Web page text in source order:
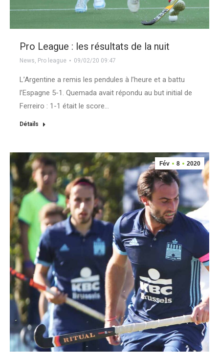
Pro League : les résultats de la nuit
News, Pro league 09/02/20 09:47
L’Argentine a remis les pendules à l’heure et a battu
l’Espagne 5-1. Quemada avait répondu au but initial de
Ferreiro : 1-1 était le score…
Détails
Fév 8 2020